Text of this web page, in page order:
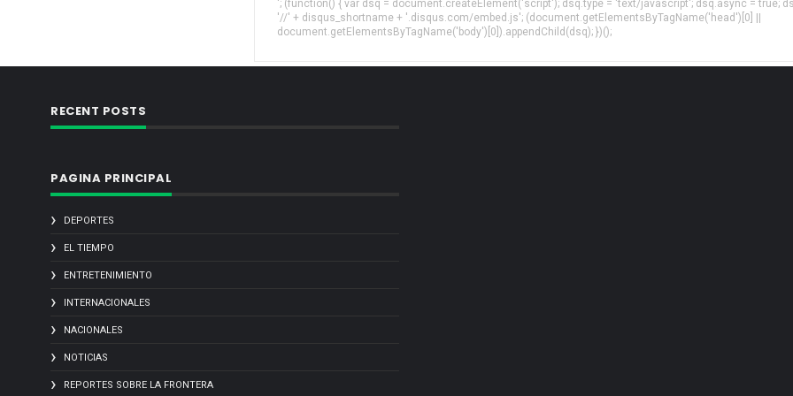
'; (function() { var dsq = document.createElement('script'); dsq.type = 'text/javascript'; dsq.async = true;
'//' + disqus_shortname + '.disqus.com/embed.js'; (document.getElementsByTagName('head')[0] ||
document.getElementsByTagName('body')[0]).appendChild(dsq); })();
RECENT POSTS
PAGINA PRINCIPAL
DEPORTES
EL TIEMPO
ENTRETENIMIENTO
INTERNACIONALES
NACIONALES
NOTICIAS
REPORTES SOBRE LA FRONTERA